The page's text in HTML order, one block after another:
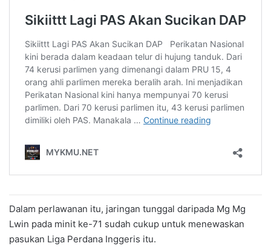
Dalam perlawanan itu, jaringan tunggal daripada Mg Mg
Lwin pada minit ke-71 sudah cukup untuk menewaskan
pasukan Liga Perdana Inggeris itu.